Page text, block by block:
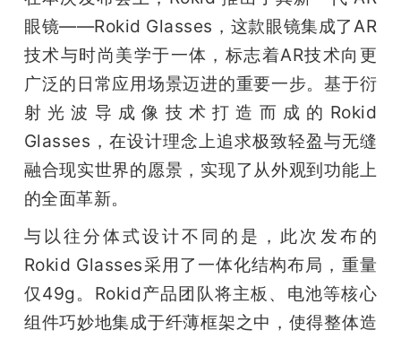
GAIR
专
题
爱
眼镜——Rokid Glasses，这款眼镜集成了AR
技术与时尚美学于一体，标志着AR技术向更
广泛的日常应用场景迈进的重要一步。基于衍
射光波导成像技术打造而成的Rokid
Glasses，在设计理念上追求极致轻盈与无缝
融合现实世界的愿景，实现了从外观到功能上
的全面革新。
与以往分体式设计不同的是，此次发布的
Rokid Glasses采用了一体化结构布局，重量
仅49g。Rokid产品团队将主板、电池等核心
组件巧妙地集成于纤薄框架之中，使得整体造